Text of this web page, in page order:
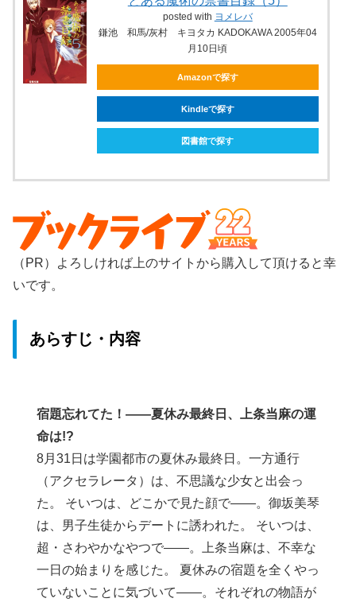
posted with ヨメレバ
鎌池 和馬/灰村 キヨタカ KADOKAWA 2005年04
月10日頃
Amazonで探す
Kindleで探す
図書館で探す
（PR）よろしければ上のサイトから購入して頂けると幸
いです。
あらすじ・内容
宿題忘れてた！――夏休み最終日、上条当麻の運
命は!?
8月31日は学園都市の夏休み最終日。一方通行
（アクセラレータ）は、不思議な少女と出会っ
た。 そいつは、どこかで見た顔で――。御坂美琴
は、男子生徒からデートに誘われた。 そいつは、
超・さわやかなやつで――。上条当麻は、不幸な
一日の始まりを感じた。 夏休みの宿題を全くやっ
ていないことに気づいて――。それぞれの物語が